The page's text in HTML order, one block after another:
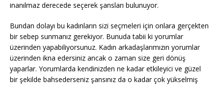
inanılmaz derecede seçerek şansları bulunuyor.
Bundan dolayı bu kadınların sizi seçmeleri için onlara gerçekten
bir sebep sunmanız gerekiyor. Bunuda tabii ki yorumlar
üzerinden yapabiliyorsunuz. Kadın arkadaşlarımızın yorumlar
üzerinden ikna edersiniz ancak o zaman size geri dönüş
yaparlar. Yorumlarda kendinizden ne kadar etkileyici ve güzel
bir şekilde bahsederseniz şansınız da o kadar çok yükselmiş